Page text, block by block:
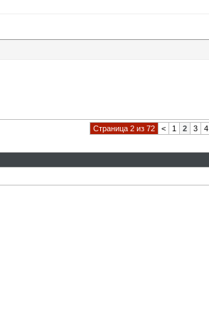
Страница 2 из 72 < 1 2 3 4